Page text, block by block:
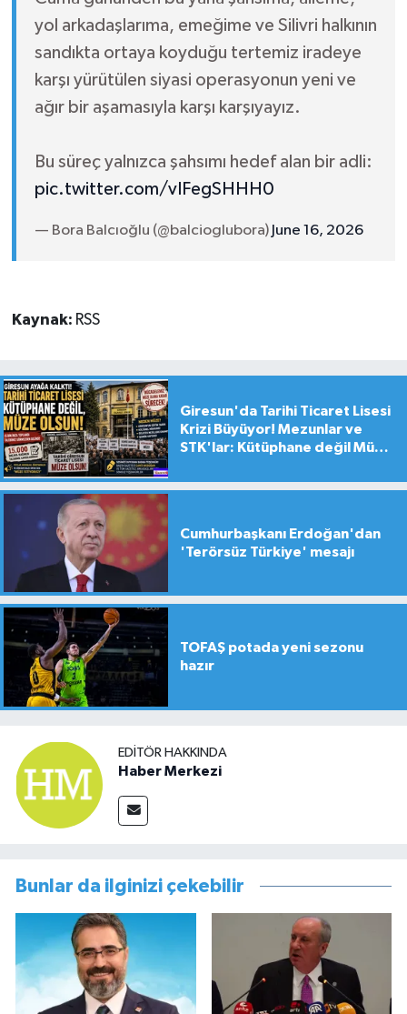
yol arkadaşlarıma, emeğime ve Silivri halkının
sandıkta ortaya koyduğu tertemiz iradeye
karşı yürütülen siyasi operasyonun yeni ve
ağır bir aşamasıyla karşı karşıyayız.
Bu süreç yalnızca şahsımı hedef alan bir adli:
pic.twitter.com/vIFegSHHH0
— Bora Balcıoğlu (@balcioglubora) June 16, 2026
Kaynak: RSS
Giresun'da Tarihi Ticaret Lisesi
Krizi Büyüyor! Mezunlar ve
STK'lar: Kütüphane değil Müze
Cumhurbaşkanı Erdoğan'dan
'Terörsüz Türkiye' mesajı
TOFAŞ potada yeni sezonu
hazır
EDITÖR HAKKINDA
Haber Merkezi
Bunlar da ilginizi çekebilir